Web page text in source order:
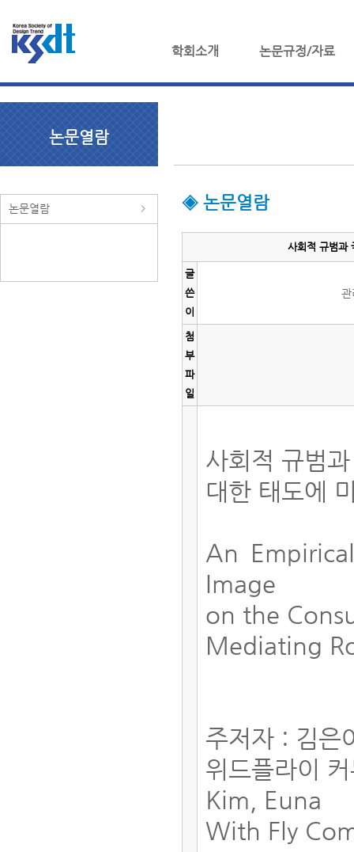
학회소개 논문규정/자료
논문열람
논문열람 ◈ 논문열람
사회적 규범과
글
쓴
이
관
첨
부
파
일
사회적 규범
대한 태도에
An
Image
on the
Mediating
주저자 : 김은
위드플라이
Kim, Euna
With Fly